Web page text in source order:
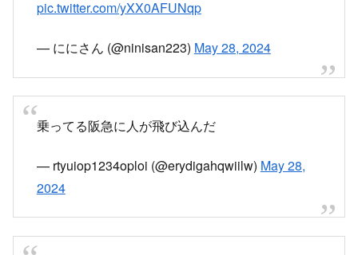
pic.twitter.com/yXX0AFUNqp
— ににさん (@ninisan223) May 28, 2024
乗ってる阪急に人が飛び込んだ
— rtyuiop1234oploi (@erydigahqwiilw) May 28,
2024